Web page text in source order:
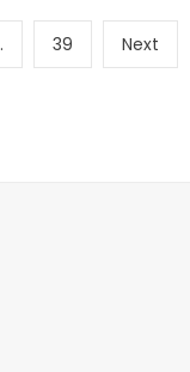
Berichten
Page
39 Next
page